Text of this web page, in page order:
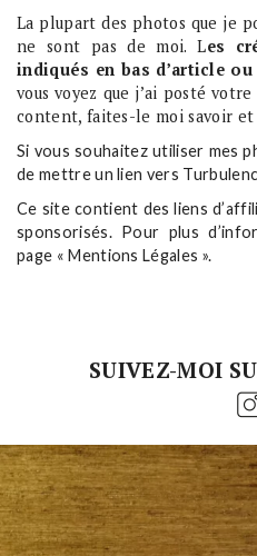
La plupart des photos que je
ne sont pas de moi. Les
indiqués en bas d’article
vous voyez que j’ai posté
content, faites-le moi savoir
Si vous souhaitez utiliser mes
de mettre un lien vers
Ce site contient des liens
sponsorisés. Pour plus
page « Mentions Légales ».
SUIVEZ-MOI